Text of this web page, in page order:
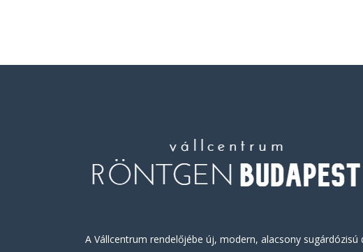
A Vállcentrum rendelőjébe új, modern, alacsony sugárdózisú